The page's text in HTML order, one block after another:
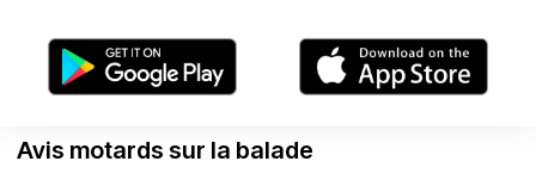
Avis motards sur la balade